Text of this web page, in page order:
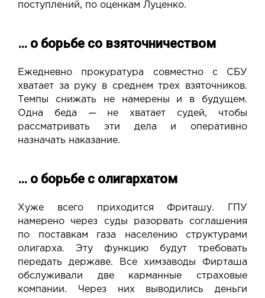
поступлений, по оценкам Луценко.
… о борьбе со взяточничеством
Ежедневно прокуратура совместно с СБУ
хватает за руку в среднем трех взяточников.
Темпы снижать не намерены и в будущем.
Одна беда — не хватает судей, чтобы
рассматривать эти дела и оперативно
назначать наказание.
… о борьбе с олигархатом
Хуже всего приходится Фриташу. ГПУ
намерено через суды разорвать соглашения
по поставкам газа населению структурами
олигарха. Эту функцию будут требовать
передать державе. Все химзаводы Фирташа
обслуживали две карманные страховые
компании. Через них выводились деньги